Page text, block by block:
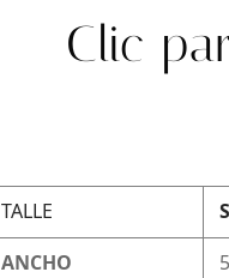
Clic
TALLE S
ANCHO